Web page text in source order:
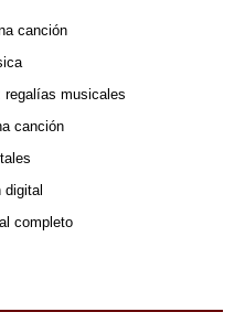
canción
regalías musicales
canción
digital
completo